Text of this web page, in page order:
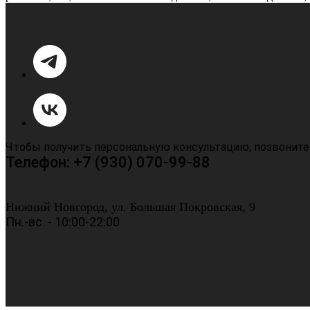
Чтобы получить персональную консультацию,
Телефон: +7 (930) 070-99-88
Нижний Новгород, ул. Большая Покровская, 9
Пн.-вс. - 10:00-22:00